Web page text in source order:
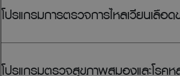
โปรแกรมการตรวจการไหลเวียนเลื
โปรแกรมตรวจสุขภาพสมองและโรค